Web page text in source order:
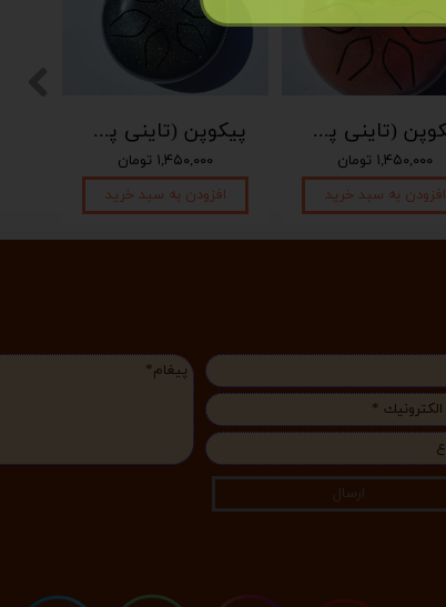
پیکوپن (تاینی پن) 6 نت برند دلکو
۱,۴۵۰,۰۰۰ تومان
افزودن به سبد خرید
پیکوپن (تاینی پن) 6 نت برند دلکو
۱,۴۵۰,۰۰۰ تومان
افزودن به سبد خرید
ارسال